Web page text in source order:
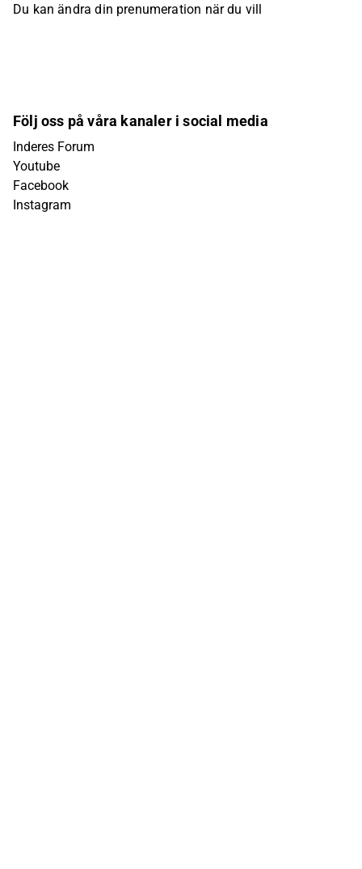
Du kan ändra din prenumeration när du vill
Följ oss på våra kanaler i social media
Inderes Forum
Youtube
Facebook
Instagram